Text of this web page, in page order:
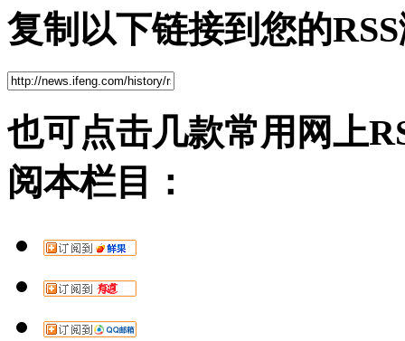
复制以下链接到您的
也可点击几款常用网上
阅本栏目：